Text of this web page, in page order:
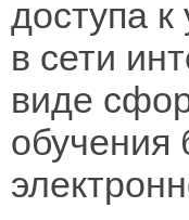
доступа
в сети
виде
обучения